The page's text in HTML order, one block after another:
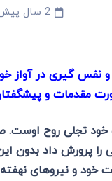
2 سال پیش
گیری در آواز
مقدمات و
تجلی روح او‌ست.
را پرورش داد بدون
خود و نیروهای